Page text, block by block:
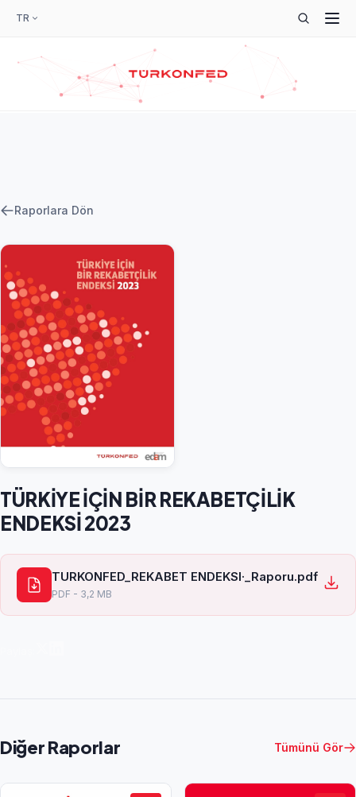
TR
Raporlara Dön
TÜRKİYE İÇİN BİR REKABETÇİLİK
ENDEKSİ 2023
TURKONFED_REKABET ENDEKSI·_Raporu.pdf
PDF - 3,2 MB
Diğer Raporlar Tümünü Gör